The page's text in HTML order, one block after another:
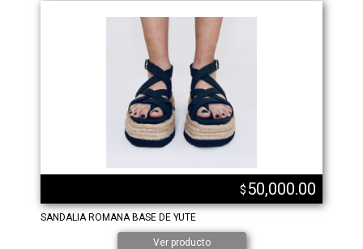
$ 50,000.00
SANDALIA ROMANA BASE DE YUTE
Ver producto